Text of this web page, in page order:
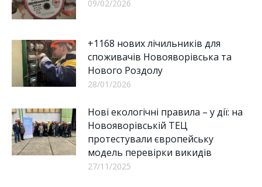
09/02/2026
+1168 нових лічильників для
споживачів Новояворівська та
Нового Роздолу
28/01/2026
Нові екологічні правила – у дії: на
Новояворівській ТЕЦ
протестували європейську
модель перевірки викидів
27/11/2025